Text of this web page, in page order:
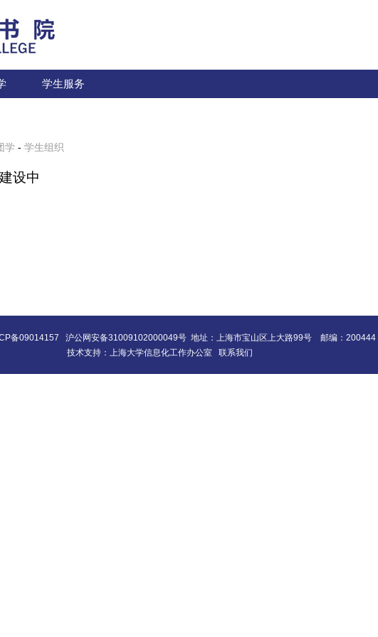
学生服务
学 - 学生组织
设中
备09014157 沪公网安备31009102000049号 地址：上海市宝山区上大路99号 邮编：200444
技术支持： 上海大学信息化工作办公室 联系我们